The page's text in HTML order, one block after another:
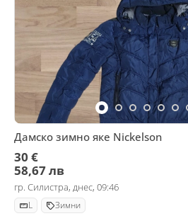
Дамско зимно яке Nickelson
30 €
58,67 лв
гр. Силистра, днес, 09:46
L Зимни